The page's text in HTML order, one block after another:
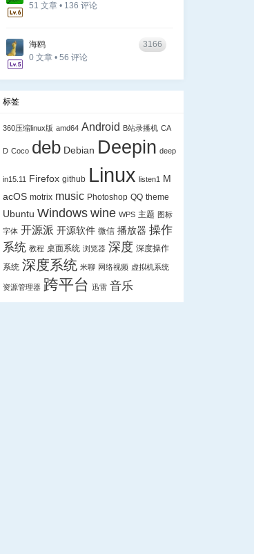
51 文章 • 136 评论
海鸥
0 文章 • 56 评论
3166
标签
360压缩linux版 amd64 Android B站录播机 CA
D Coco deb Debian Deepin deep
in15.11 Firefox github Linux listen1
M
acOS motrix music Photoshop QQ theme
Ubuntu Windows wine WPS 主题 图标
字体 开源派 开源软件 微信 播放器 操作
系统 教程 桌面系统 浏览器 深度 深度操作
系统 深度系统 米聊 网络视频 虚拟机系统
资源管理器 跨平台 迅雷 音乐